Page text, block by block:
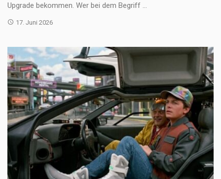
Upgrade bekommen. Wer bei dem Begriff ...
17. Juni 2026